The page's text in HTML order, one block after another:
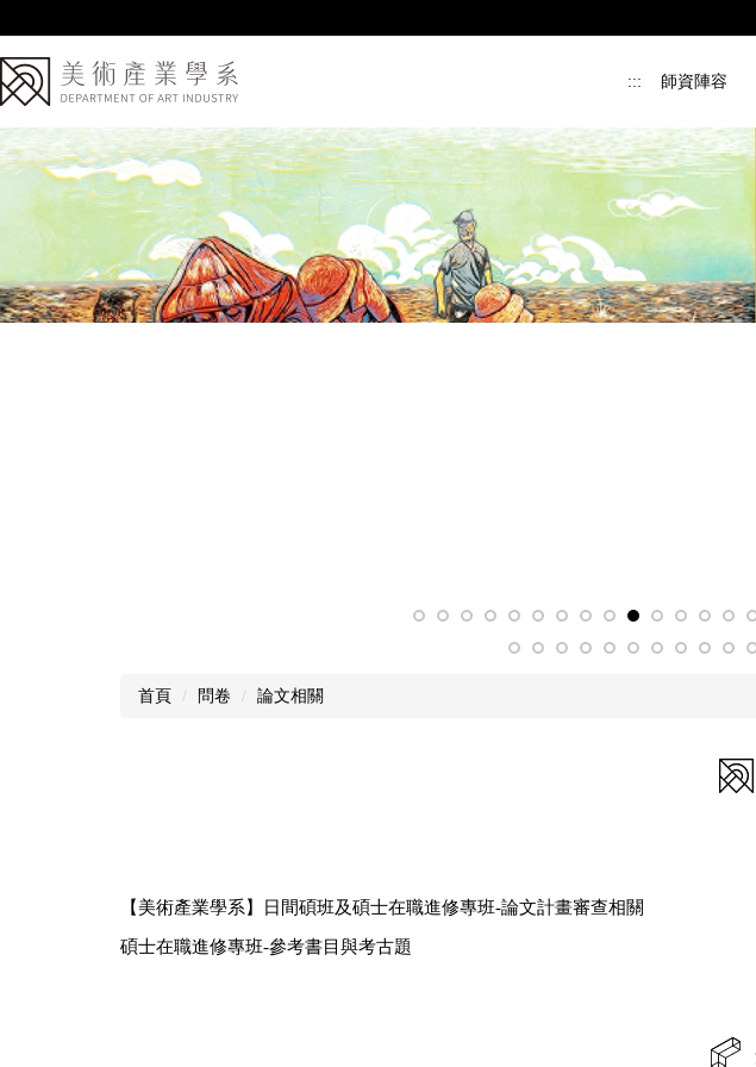
主
要
區
::: 師資陣容
首頁 問卷 論文相關
【美術產業學系】日間碩班及碩士在職進修專班-論文計畫審查相關
碩士在職進修專班-參考書目與考古題